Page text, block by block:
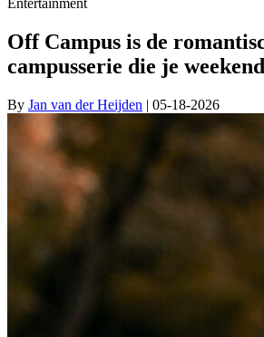
Entertainment
Off Campus is de
campusserie die je
By Jan van der Heijden | 05-18-2026